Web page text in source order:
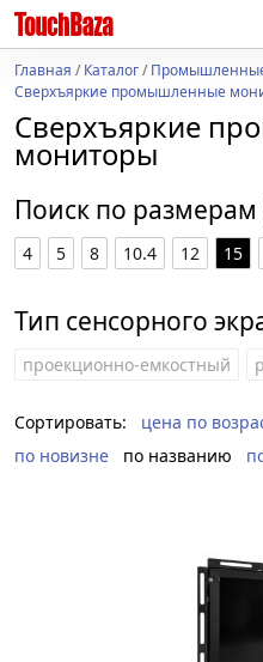
Главная /Каталог/
Сверхъяркие промышленные
Сверхъяркие
мониторы
Поиск по
4 5 8 10.4 12 15
Тип сенсорного
проекционно-емкостный
Сортировать: цена по
по новизне
по названию